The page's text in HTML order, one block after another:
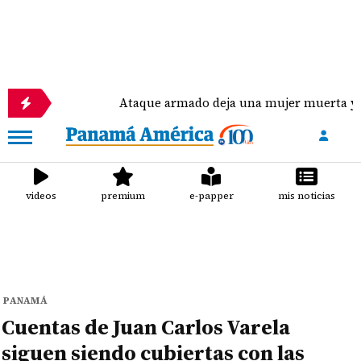
Ataque armado deja una mujer muerta y varios
videos premium e-papper mis noticias
PANAMÁ
Cuentas de Juan Carlos Varela
siguen siendo cubiertas con las